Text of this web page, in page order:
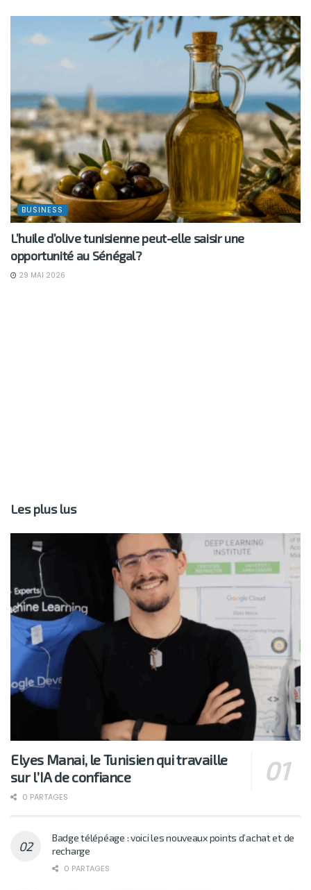
BUSINESS
L’huile d’olive tunisienne peut-elle saisir une
opportunité au Sénégal?
29 MAI 2026
Les plus lus
Elyes Manai, le Tunisien qui travaille
sur l’IA de confiance
0 PARTAGES
Badge télépéage : voici les nouveaux points d’achat et de
recharge
0 PARTAGES